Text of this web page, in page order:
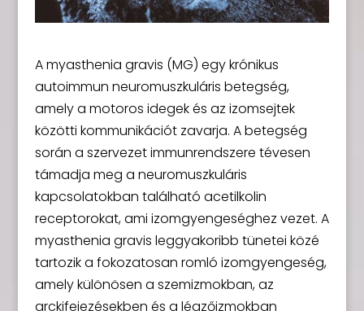
A myasthenia gravis (MG) egy krónikus
autoimmun neuromuszkuláris betegség,
amely a motoros idegek és az izomsejtek
közötti kommunikációt zavarja. A betegség
során a szervezet immunrendszere tévesen
támadja meg a neuromuszkuláris
kapcsolatokban található acetilkolin
receptorokat, ami izomgyengeséghez vezet. A
myasthenia gravis leggyakoribb tünetei közé
tartozik a fokozatosan romló izomgyengeség,
amely különösen a szemizmokban, az
arckifejezésekben és a légzőizmokban